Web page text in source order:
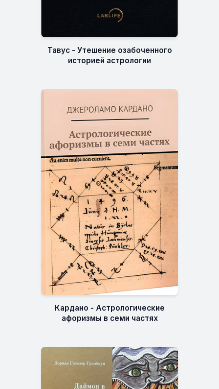
Тавус - Утешение озабоченного
историей астрологии
Кардано - Астрологические
афоризмы в семи частях